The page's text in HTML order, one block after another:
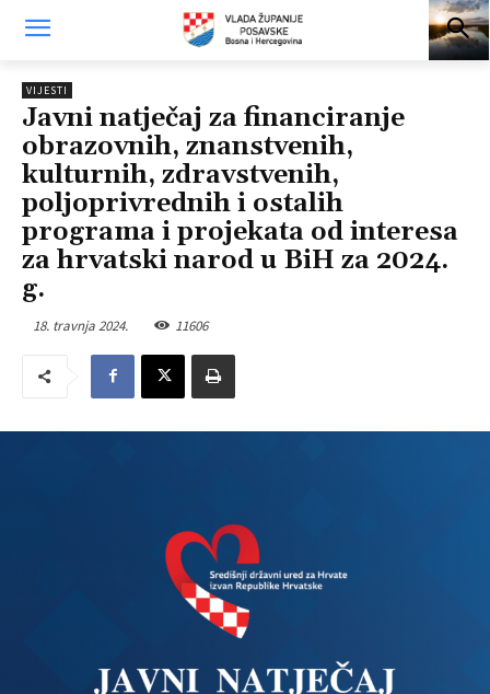
VIJESTI
Javni natječaj za financiranje
obrazovnih, znanstvenih,
kulturnih, zdravstvenih,
poljoprivrednih i ostalih
programa i projekata od interesa
za hrvatski narod u BiH za 2024.
g.
18. travnja 2024. 11606